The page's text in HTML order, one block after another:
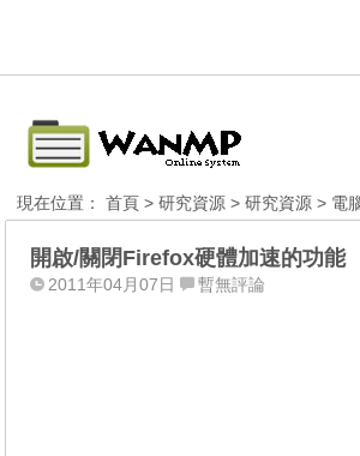
現在位置：首頁 >研究資源 >研究資源 > 電
開啟/關閉Firefox硬體加速的功能
2011年04月07日 暫無評論